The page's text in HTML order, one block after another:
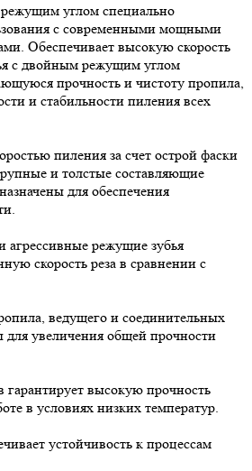
углом специально
с современными мощными
Обеспечивает высокую скорость
с двойным режущим углом
прочность и чистоту пропила,
и стабильности пиления всех
пиления за счет острой фаски
и толстые составляющие
для обеспечения
агрессивные режущие зубья
скорость реза в сравнении с
ведущего и соединительных
для увеличения общей прочности
гарантирует высокую прочность
в условиях низких температур.
устойчивость к процессам